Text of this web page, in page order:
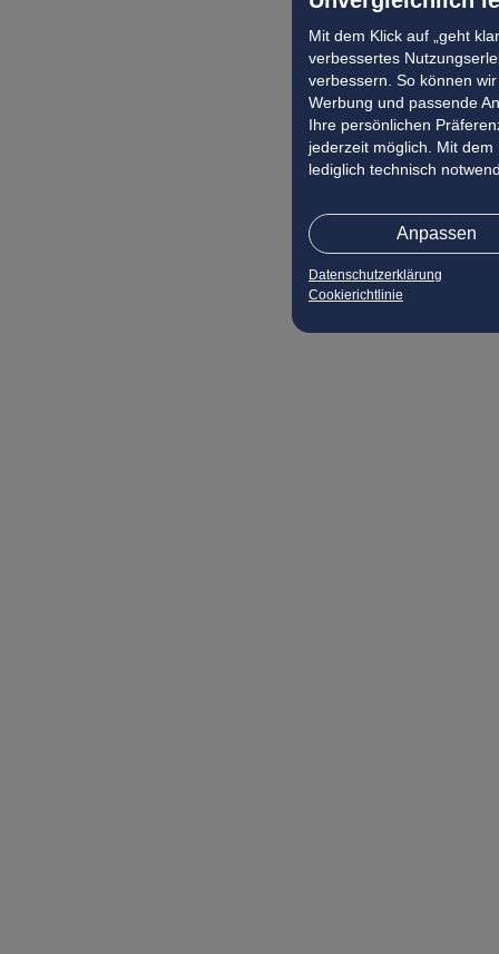
Mit dem Klick auf „geht
verbessertes
verbessern. So können
Werbung und passende
Ihre persönlichen
jederzeit möglich. Mit dem
lediglich technisch
Anpassen
Datenschutzerklärung
Cookierichtlinie